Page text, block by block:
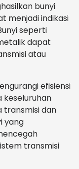
bunyi
menjadi indikasi
seperti
dapat
atau
efisiensi
keseluruhan
transmisi dan
yang
transmisi